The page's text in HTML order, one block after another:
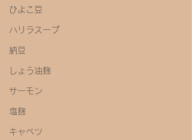
ひよこ豆
ハリラスープ
納豆
しょう油麹
サーモン
塩麹
キャベツ